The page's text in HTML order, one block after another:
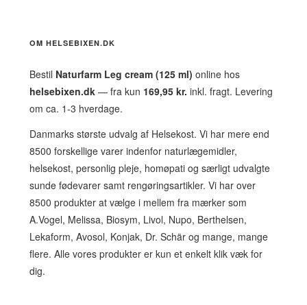
OM HELSEBIXEN.DK
Bestil Naturfarm Leg cream (125 ml) online hos
helsebixen.dk — fra kun 169,95 kr. inkl. fragt. Levering
om ca. 1-3 hverdage.
Danmarks største udvalg af Helsekost. Vi har mere end
8500 forskellige varer indenfor naturlægemidler,
helsekost, personlig pleje, homøpati og særligt udvalgte
sunde fødevarer samt rengøringsartikler. Vi har over
8500 produkter at vælge i mellem fra mærker som
A.Vogel, Melissa, Biosym, Livol, Nupo, Berthelsen,
Lekaform, Avosol, Konjak, Dr. Schär og mange, mange
flere. Alle vores produkter er kun et enkelt klik væk for
dig.